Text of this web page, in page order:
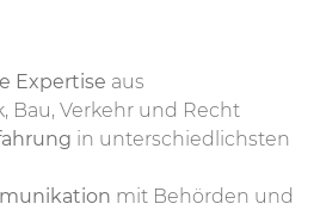
Expertise aus
Bau, Verkehr und Recht
in unterschiedlichsten
mit Behörden und